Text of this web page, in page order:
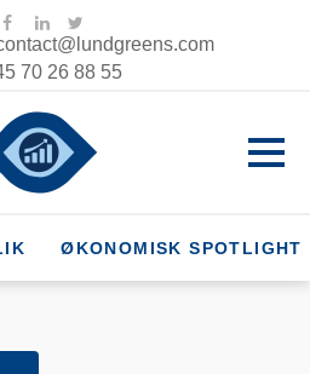
70 26 88 55
ØKONOMISK SPOTLIGHT